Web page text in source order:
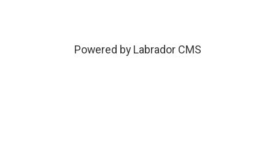
Powered by Labrador CMS